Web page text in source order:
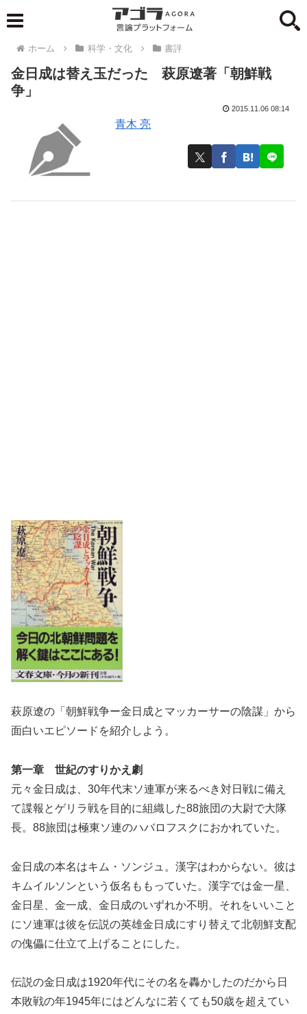
ホーム 科学・文化 書評
金日成は替え玉だった 萩原遼著「朝鮮戦
争」
青木 亮
2015.11.06 08:14
萩原遼の「朝鮮戦争ー金日成とマッカーサーの陰謀」から
面白いエピソードを紹介しよう。
第一章 世紀のすりかえ劇
元々金日成は、30年代末ソ連軍が来るべき対日戦に備え
て諜報とゲリラ戦を目的に組織した88旅団の大尉で大隊
長。88旅団は極東ソ連のハバロフスクにおかれていた。
金日成の本名はキム・ソンジュ。漢字はわからない。彼は
キムイルソンという仮名ももっていた。漢字では金一星、
金日星、金一成、金日成のいずれか不明。それをいいこと
にソ連軍は彼を伝説の英雄金日成にすり替えて北朝鮮支配
の傀儡に仕立て上げることにした。
伝説の金日成は1920年代にその名を轟かしたのだから日
本敗戦の年1945年にはどんなに若くても50歳を超えてい